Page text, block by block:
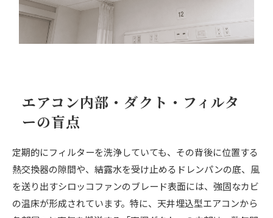
エアコン内部・ダクト・フィルタ
ーの盲点
定期的にフィルターを洗浄していても、その背後に位置する
熱交換器の隙間や、結露水を受け止めるドレンパンの底、風
を送り出すシロッコファンのブレード表面には、強固なカビ
の温床が形成されています。特に、天井埋込型エアコンから